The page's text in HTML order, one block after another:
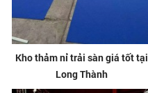
Kho thảm nỉ trải sàn giá tốt tại
Long Thành